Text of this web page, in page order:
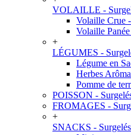
VOLAILLE -
Volaille Crue
Volaille
+
LÉGUMES -
Légume en
Herbes
Pomme de
POISSON -
FROMAGES -
+
SNACKS - Surgelés